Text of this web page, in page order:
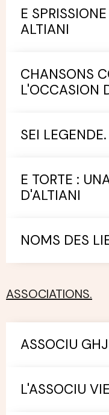
E
ALTIANI
CHANSONS
L'OCCASION
SEI LEGENDE.
E TORTE :
D'ALTIANI
NOMS DES
ASSOCIATIONS.
ASSOCIU
L'ASSOCIU